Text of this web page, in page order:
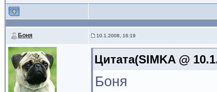
Боня 10.1.2008, 16:19
Цитата(SIMKA @
Боня